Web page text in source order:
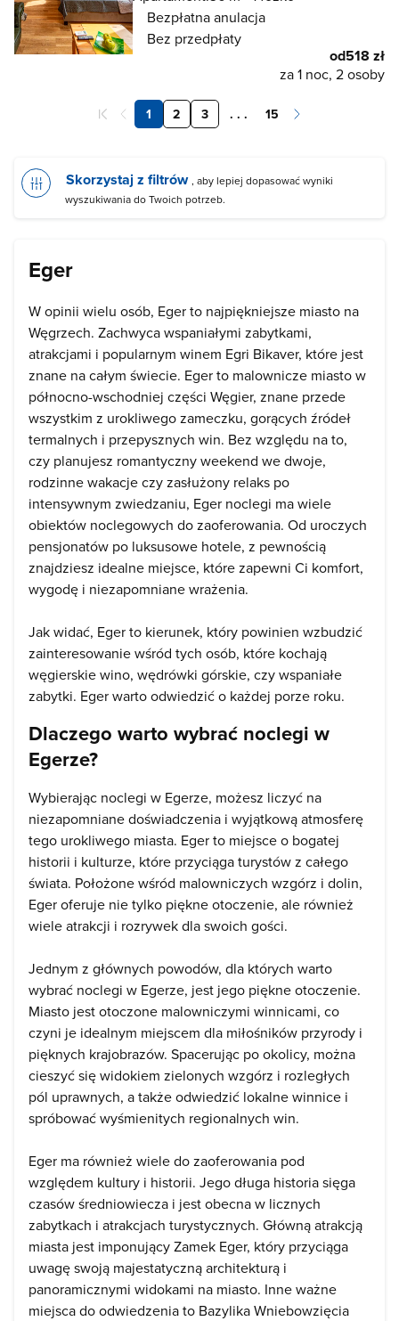
Bezpłatna anulacja
Bez przedpłaty
od518 zł
za 1 noc, 2 osoby
1 2 3 . . . 15
Skorzystaj z filtrów , aby lepiej dopasować wyniki
wyszukiwania do Twoich potrzeb.
Eger
W opinii wielu osób, Eger to najpiękniejsze miasto na
Węgrzech. Zachwyca wspaniałymi zabytkami,
atrakcjami i popularnym winem Egri Bikaver, które jest
znane na całym świecie. Eger to malownicze miasto w
północno-wschodniej części Węgier, znane przede
wszystkim z urokliwego zameczku, gorących źródeł
termalnych i przepysznych win. Bez względu na to,
czy planujesz romantyczny weekend we dwoje,
rodzinne wakacje czy zasłużony relaks po
intensywnym zwiedzaniu, Eger noclegi ma wiele
obiektów noclegowych do zaoferowania. Od uroczych
pensjonatów po luksusowe hotele, z pewnością
znajdziesz idealne miejsce, które zapewni Ci komfort,
wygodę i niezapomniane wrażenia.
Jak widać, Eger to kierunek, który powinien wzbudzić
zainteresowanie wśród tych osób, które kochają
węgierskie wino, wędrówki górskie, czy wspaniałe
zabytki. Eger warto odwiedzić o każdej porze roku.
Dlaczego warto wybrać noclegi w
Egerze?
Wybierając noclegi w Egerze, możesz liczyć na
niezapomniane doświadczenia i wyjątkową atmosferę
tego urokliwego miasta. Eger to miejsce o bogatej
historii i kulturze, które przyciąga turystów z całego
świata. Położone wśród malowniczych wzgórz i dolin,
Eger oferuje nie tylko piękne otoczenie, ale również
wiele atrakcji i rozrywek dla swoich gości.
Jednym z głównych powodów, dla których warto
wybrać noclegi w Egerze, jest jego piękne otoczenie.
Miasto jest otoczone malowniczymi winnicami, co
czyni je idealnym miejscem dla miłośników przyrody i
pięknych krajobrazów. Spacerując po okolicy, można
cieszyć się widokiem zielonych wzgórz i rozległych
pól uprawnych, a także odwiedzić lokalne winnice i
spróbować wyśmienitych regionalnych win.
Eger ma również wiele do zaoferowania pod
względem kultury i historii. Jego długa historia sięga
czasów średniowiecza i jest obecna w licznych
zabytkach i atrakcjach turystycznych. Główną atrakcją
miasta jest imponujący Zamek Eger, który przyciąga
uwagę swoją majestatyczną architekturą i
panoramicznymi widokami na miasto. Inne ważne
miejsca do odwiedzenia to Bazylika Wniebowzięcia